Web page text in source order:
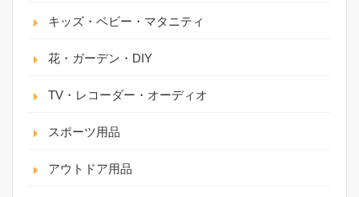
キッズ・ベビー・マタニティ
花・ガーデン・DIY
TV・レコーダー・オーディオ
スポーツ用品
アウトドア用品